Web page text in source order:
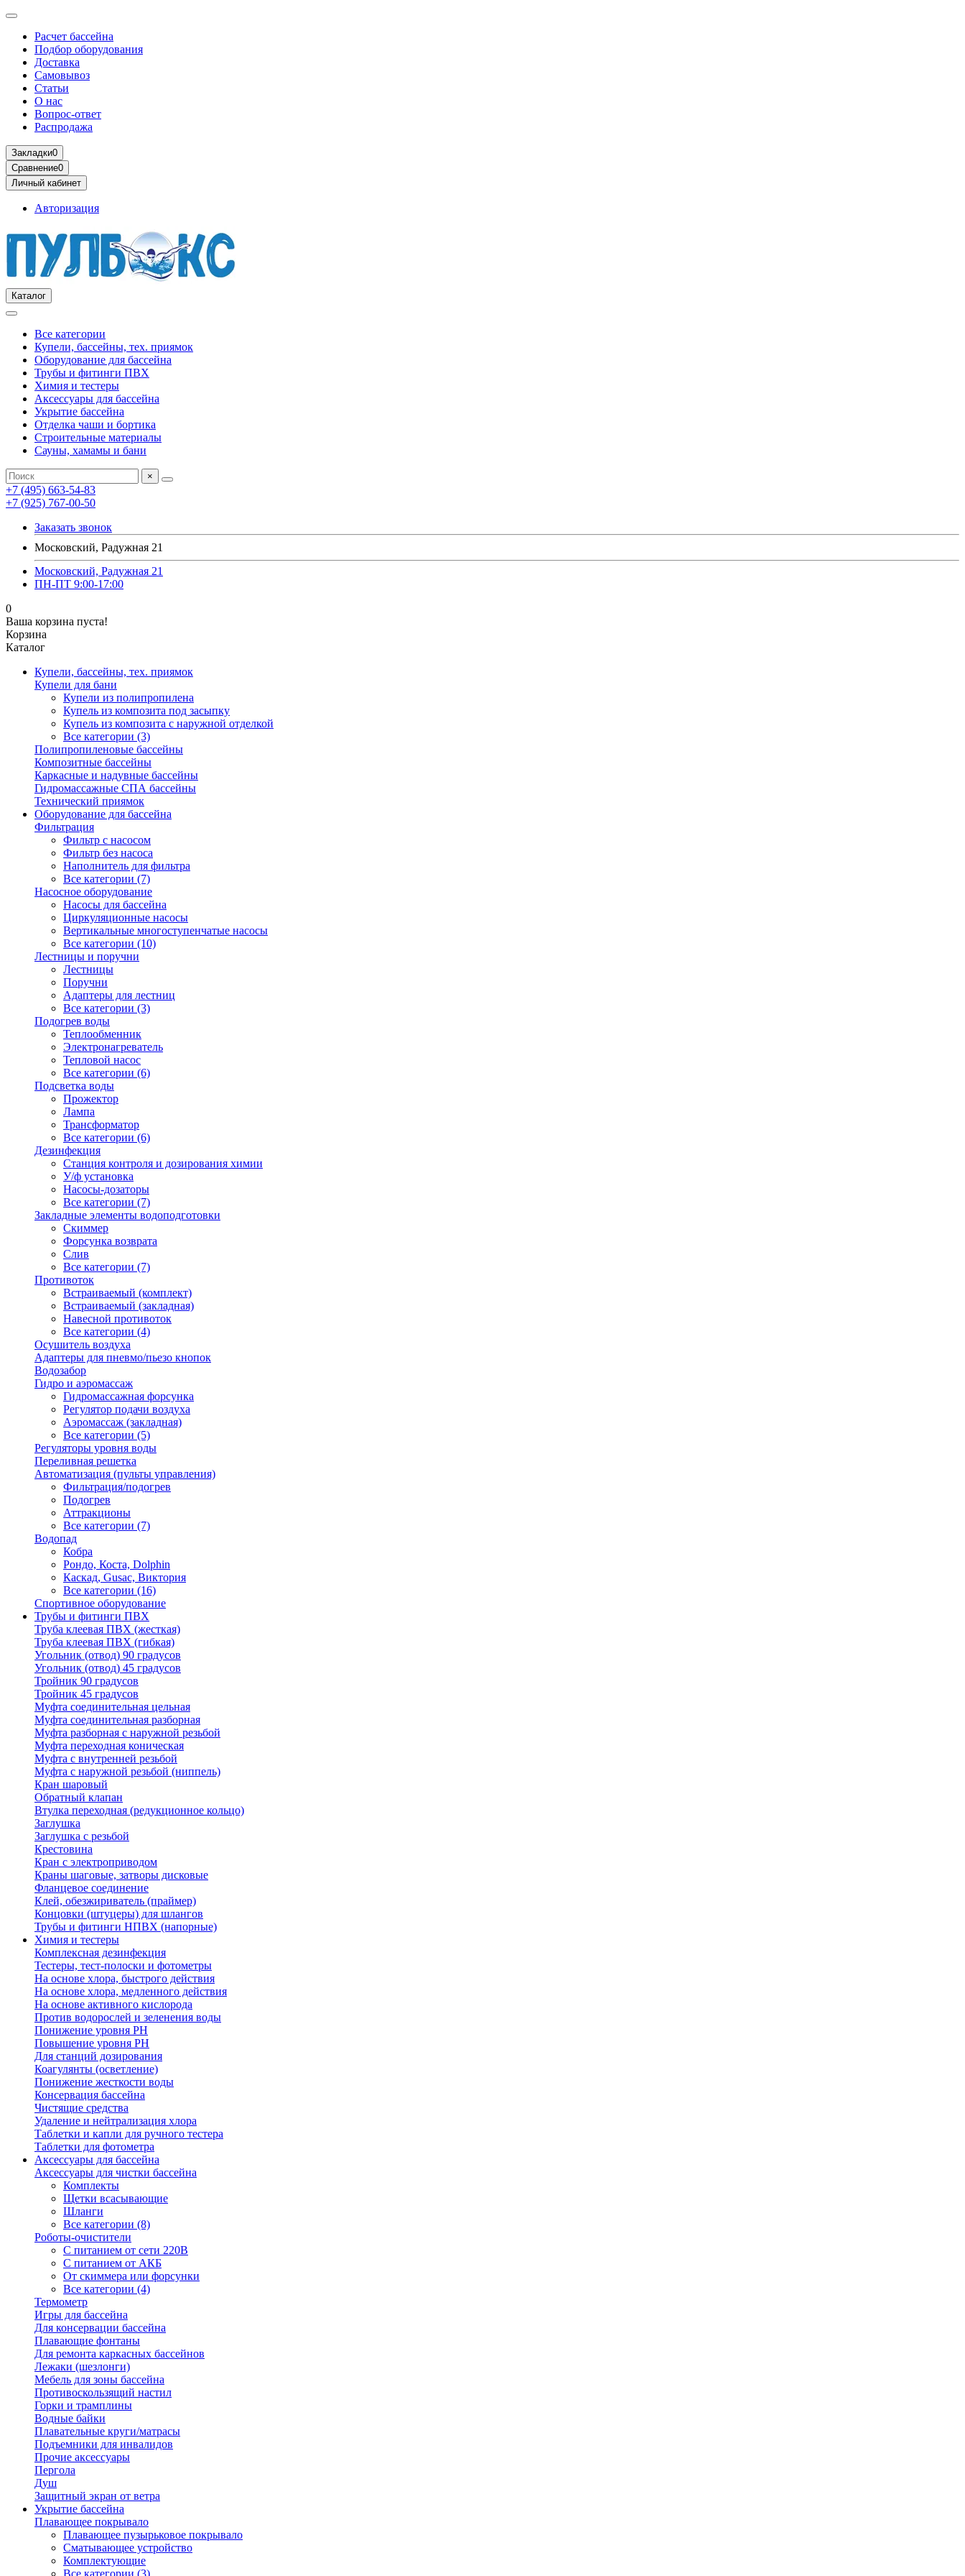
Расчет бассейна
Подбор оборудования
Доставка
Самовывоз
Статьи
О нас
Вопрос-ответ
Распродажа
Закладки0
Сравнение0
Личный кабинет
Авторизация
Каталог
Все категории
Купели, бассейны, тех. приямок
Оборудование для бассейна
Трубы и фитинги ПВХ
Химия и тестеры
Аксессуары для бассейна
Укрытие бассейна
Отделка чаши и бортика
Строительные материалы
Сауны, хамамы и бани
×
+7 (495) 663-54-83
+7 (925) 767-00-50
Заказать звонок
Московский, Радужная 21
Московский, Радужная 21
ПН-ПТ 9:00-17:00
0
Ваша корзина пуста!
Корзина
Каталог
Купели, бассейны, тех. приямок
Купели для бани
Купели из полипропилена
Купель из композита под засыпку
Купель из композита с наружной отделкой
Все категории (3)
Полипропиленовые бассейны
Композитные бассейны
Каркасные и надувные бассейны
Гидромассажные СПА бассейны
Технический приямок
Оборудование для бассейна
Фильтрация
Фильтр с насосом
Фильтр без насоса
Наполнитель для фильтра
Все категории (7)
Насосное оборудование
Насосы для бассейна
Циркуляционные насосы
Вертикальные многоступенчатые насосы
Все категории (10)
Лестницы и поручни
Лестницы
Поручни
Адаптеры для лестниц
Все категории (3)
Подогрев воды
Теплообменник
Электронагреватель
Тепловой насос
Все категории (6)
Подсветка воды
Прожектор
Лампа
Трансформатор
Все категории (6)
Дезинфекция
Станция контроля и дозирования химии
У/ф установка
Насосы-дозаторы
Все категории (7)
Закладные элементы водоподготовки
Скиммер
Форсунка возврата
Слив
Все категории (7)
Противоток
Встраиваемый (комплект)
Встраиваемый (закладная)
Навесной противоток
Все категории (4)
Осушитель воздуха
Адаптеры для пневмо/пьезо кнопок
Водозабор
Гидро и аэромассаж
Гидромассажная форсунка
Регулятор подачи воздуха
Аэромассаж (закладная)
Все категории (5)
Регуляторы уровня воды
Переливная решетка
Автоматизация (пульты управления)
Фильтрация/подогрев
Подогрев
Аттракционы
Все категории (7)
Водопад
Кобра
Рондо, Коста, Dolphin
Каскад, Gusac, Виктория
Все категории (16)
Спортивное оборудование
Трубы и фитинги ПВХ
Труба клеевая ПВХ (жесткая)
Труба клеевая ПВХ (гибкая)
Угольник (отвод) 90 градусов
Угольник (отвод) 45 градусов
Тройник 90 градусов
Тройник 45 градусов
Муфта соединительная цельная
Муфта соединительная разборная
Муфта разборная с наружной резьбой
Муфта переходная коническая
Муфта с внутренней резьбой
Муфта с наружной резьбой (ниппель)
Кран шаровый
Обратный клапан
Втулка переходная (редукционное кольцо)
Заглушка
Заглушка с резьбой
Крестовина
Кран с электроприводом
Краны шаговые, затворы дисковые
Фланцевое соединение
Клей, обезжириватель (праймер)
Концовки (штуцеры) для шлангов
Трубы и фитинги НПВХ (напорные)
Химия и тестеры
Комплексная дезинфекция
Тестеры, тест-полоски и фотометры
На основе хлора, быстрого действия
На основе хлора, медленного действия
На основе активного кислорода
Против водорослей и зеленения воды
Понижение уровня РН
Повышение уровня РН
Для станций дозирования
Коагулянты (осветление)
Понижение жесткости воды
Консервация бассейна
Чистящие средства
Удаление и нейтрализация хлора
Таблетки и капли для ручного тестера
Таблетки для фотометра
Аксессуары для бассейна
Аксессуары для чистки бассейна
Комплекты
Щетки всасывающие
Шланги
Все категории (8)
Роботы-очистители
С питанием от сети 220В
С питанием от АКБ
От скиммера или форсунки
Все категории (4)
Термометр
Игры для бассейна
Для консервации бассейна
Плавающие фонтаны
Для ремонта каркасных бассейнов
Лежаки (шезлонги)
Мебель для зоны бассейна
Противоскользящий настил
Горки и трамплины
Водные байки
Плавательные круги/матрасы
Подъемники для инвалидов
Прочие аксессуары
Пергола
Душ
Защитный экран от ветра
Укрытие бассейна
Плавающее покрывало
Плавающее пузырьковое покрывало
Сматывающее устройство
Комплектующие
Все категории (3)